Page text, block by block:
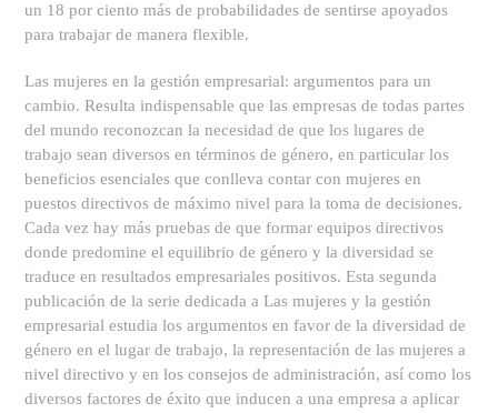
un 18 por ciento más de probabilidades de sentirse apoyados
para trabajar de manera flexible.
Las mujeres en la gestión empresarial: argumentos para un
cambio. Resulta indispensable que las empresas de todas partes
del mundo reconozcan la necesidad de que los lugares de
trabajo sean diversos en términos de género, en particular los
beneficios esenciales que conlleva contar con mujeres en
puestos directivos de máximo nivel para la toma de decisiones.
Cada vez hay más pruebas de que formar equipos directivos
donde predomine el equilibrio de género y la diversidad se
traduce en resultados empresariales positivos. Esta segunda
publicación de la serie dedicada a Las mujeres y la gestión
empresarial estudia los argumentos en favor de la diversidad de
género en el lugar de trabajo, la representación de las mujeres a
nivel directivo y en los consejos de administración, así como los
diversos factores de éxito que inducen a una empresa a aplicar